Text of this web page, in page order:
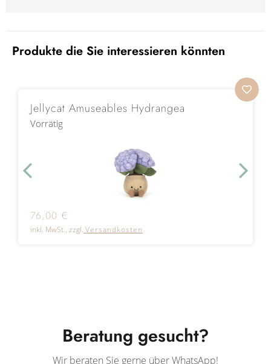
Produkte die Sie interessieren könnten
Jellycat Amuseables Hydrangea
Vorrätig
76,00 €
inkl. MwSt., zzgl. Versandkosten
Beratung gesucht?
Wir beraten Sie gerne über WhatsApp!